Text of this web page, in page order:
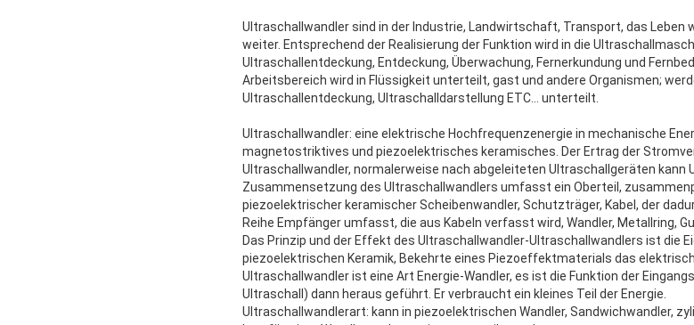
Ultraschallwandler sind in der Industrie, Landwirtschaft, Transport, das Leben
weiter. Entsprechend der Realisierung der Funktion wird in die
Ultraschallentdeckung, Entdeckung, Überwachung, Fernerkundung und
Arbeitsbereich wird in Flüssigkeit unterteilt, gast und andere Organismen;
Ultraschallentdeckung, Ultraschalldarstellung ETC… unterteilt.
Ultraschallwandler: eine elektrische Hochfrequenzenergie in mechanische
magnetostriktives und piezoelektrisches keramisches. Der Ertrag der
Ultraschallwandler, normalerweise nach abgeleiteten Ultraschallgeräten kann
Zusammensetzung des Ultraschallwandlers umfasst ein Oberteil,
piezoelektrischer keramischer Scheibenwandler, Schutzträger, Kabel, der
Reihe Empfänger umfasst, die aus Kabeln verfasst wird, Wandler, Metallring,
Das Prinzip und der Effekt des Ultraschallwandler-Ultraschallwandlers ist die
piezoelektrischen Keramik, Bekehrte eines Piezoeffektmaterials das
Ultraschallwandler ist eine Art Energie-Wandler, es ist die Funktion der
Ultraschall) dann heraus geführt. Er verbraucht ein kleines Teil der Energie.
Ultraschallwandlerart: kann in piezoelektrischen Wandler, Sandwichwandler,